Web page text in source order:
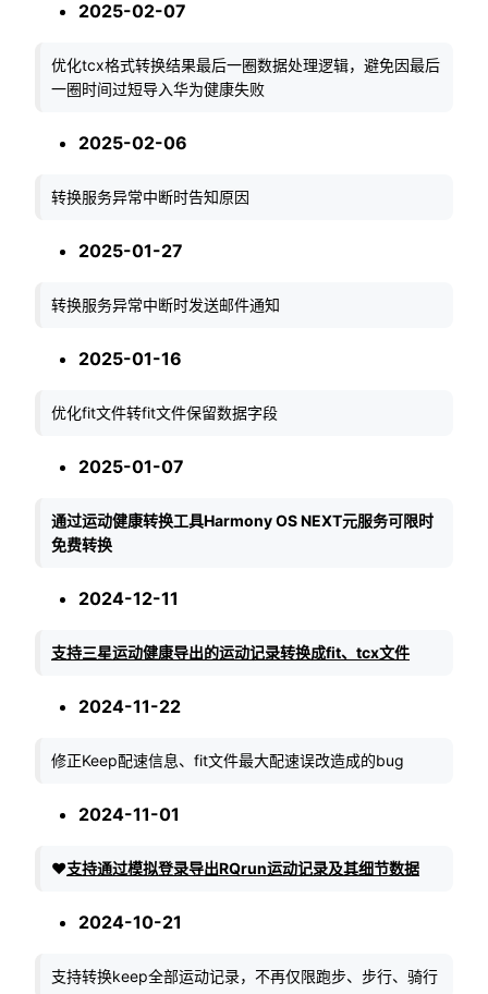
2025-02-07
优化tcx格式转换结果最后一圈数据处理逻辑，避免因最后
一圈时间过短导入华为健康失败
2025-02-06
转换服务异常中断时告知原因
2025-01-27
转换服务异常中断时发送邮件通知
2025-01-16
优化fit文件转fit文件保留数据字段
2025-01-07
通过运动健康转换工具Harmony OS NEXT元服务可限时
免费转换
2024-12-11
支持三星运动健康导出的运动记录转换成fit、tcx文件
2024-11-22
修正Keep配速信息、fit文件最大配速误改造成的bug
2024-11-01
❤️支持通过模拟登录导出RQrun运动记录及其细节数据
2024-10-21
支持转换keep全部运动记录，不再仅限跑步、步行、骑行